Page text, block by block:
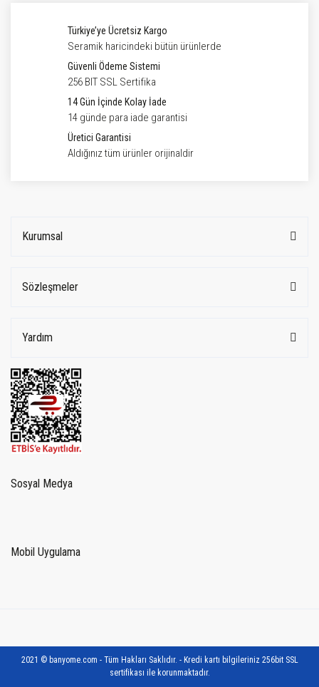
Türkiye’ye Ücretsiz Kargo
Seramik haricindeki bütün ürünlerde
Güvenli Ödeme Sistemi
256 BIT SSL Sertifika
14 Gün İçinde Kolay İade
14 günde para iade garantisi
Üretici Garantisi
Aldığınız tüm ürünler orijinaldir
Kurumsal
Sözleşmeler
Yardım
Sosyal Medya
Mobil Uygulama
2021 © banyome.com - Tüm Hakları Saklıdır. - Kredi kartı bilgileriniz 256bit SSL
sertifikası ile korunmaktadır.